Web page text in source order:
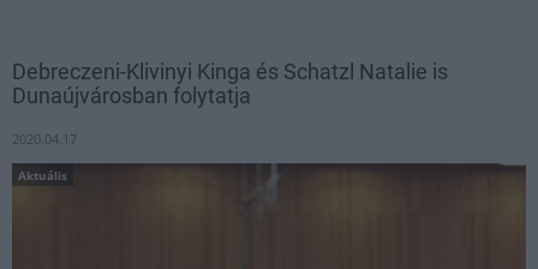
Debreczeni-Klivinyi Kinga és Schatzl Natalie is
Dunaújvárosban folytatja
2020.04.17
Aktuális